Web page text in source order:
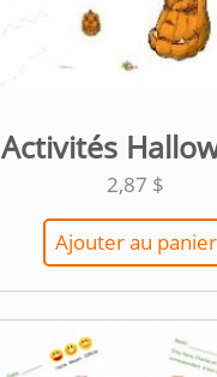
Activités
2,87 $
Ajouter au panier